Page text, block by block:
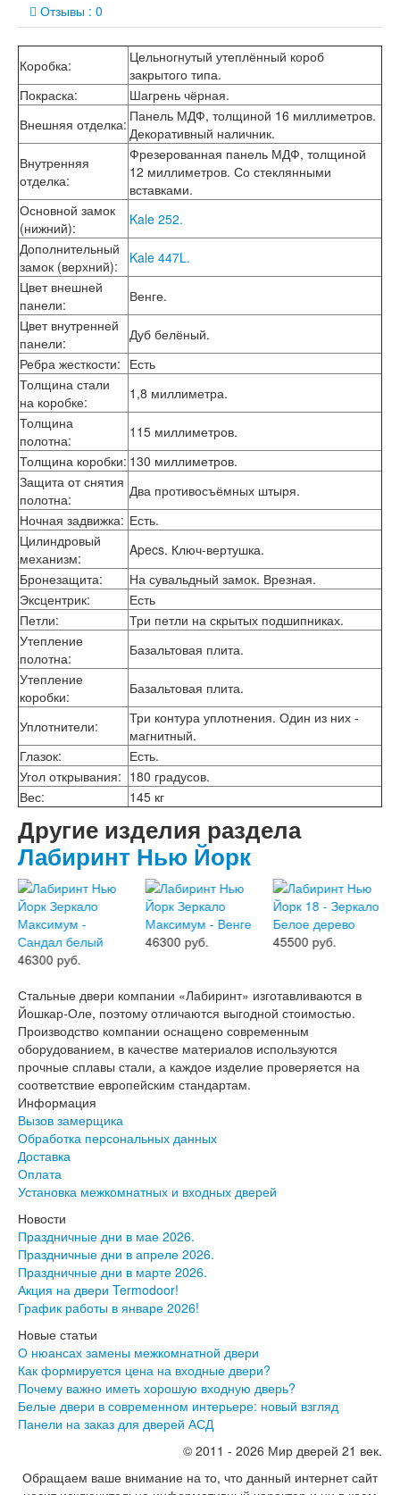
Лабиринт Платинум
Лабиринт Полярис лайт
Лабиринт Роял
Лабиринт Сильвер
Лабиринт Сияна
Лабиринт Скайлаб
Лабиринт Скандия
Лабиринт Смартлаб
Лабиринт Соналаб
Лабиринт Термолайт
Лабиринт Термомагнит
Лабиринт Трендо
Лабиринт Тундра Плюс
Лабиринт Урбан
Лабиринт Фрост
Лабиринт Шторм
Двери Про
Двери Интекрон
Интекрон Брайтон Антрацит
Интекрон Вектор
Интекрон Гектор
Интекрон Греция
Интекрон Италия
Интекрон Колизей
Интекрон Колизей Белый
Интекрон Неаполь
Интекрон Олимпия
Интекрон Премьера
Интекрон Профит
Интекрон Ронда
Интекрон Сицилия
Интекрон Спарта Белая
Интекрон Спарта Грей
Интекрон Термо
Интекрон Тетра
Интекрон Фараон
Интекрон Форте
Двери АСД
Двери Ратибор
Двери Аргус
Тамбурные двери
Межкомнатные двери
Двери Альберо
Альянс
Вест
Галерея
Геометрия
Графика
Империя
Классика
Мегаполис
Неоклассика Про
Скин
Тренд
Двери ВанМарк
Шпон текстурированный
Эмалекс
Серия София
Серия Нео
Серия Скай
Серия Уно
Двери Верда
ПЭТ Верда
Коллекция дверей Альтекс
Коллекция дверей Элеганс
Коллекция дверей Лофт
Коллекция дверей Некст
Коллекция дверей Техно
Эмаль Верда
Двери Дворецкий
Шпон Дворецкий
Эмаль Дворецкий
Инвизибл Про
Отзывы : 0
Коробка:
Цельногнутый утеплённый короб
закрытого типа.
Покраска:
Шагрень чёрная.
Внешняя отделка: Панель МДФ, толщиной 16 миллиметров.
Декоративный наличник.
Внутренняя
отделка:
Фрезерованная панель МДФ, толщиной
12 миллиметров. Со стеклянными
вставками.
Основной замок
(нижний):
Kale 252.
Дополнительный
замок (верхний):
Kale 447L.
Цвет внешней
панели:
Венге.
Цвет внутренней
панели:
Дуб белёный.
Ребра жесткости: Есть
Толщина стали
на коробке:
1,8 миллиметра.
Толщина
полотна:
115 миллиметров.
Толщина коробки: 130 миллиметров.
Защита от снятия
полотна:
Два противосъёмных штыря.
Ночная задвижка: Есть.
Цилиндровый
механизм:
Apecs. Ключ-вертушка.
Бронезащита:
На сувальдный замок. Врезная.
Эксцентрик:
Есть
Петли:
Три петли на скрытых подшипниках.
Утепление
полотна:
Базальтовая плита.
Утепление
коробки: Базальтовая плита.
Уплотнители:
Три контура уплотнения. Один из них -
магнитный.
Глазок:
Есть.
Угол открывания: 180 градусов.
Вес: 145 кг
Другие изделия раздела
Лабиринт Нью Йорк
46300 руб.
46300 руб. 45500 руб.
Стальные двери компании «Лабиринт» изготавливаются в
Йошкар-Оле, поэтому отличаются выгодной стоимостью.
Производство компании оснащено современным
оборудованием, в качестве материалов используются
прочные сплавы стали, а каждое изделие проверяется на
соответствие европейским стандартам.
Информация
Вызов замерщика
Обработка персональных данных
Доставка
Оплата
Установка межкомнатных и входных дверей
Новости
Праздничные дни в мае 2026.
Праздничные дни в апреле 2026.
Праздничные дни в марте 2026.
Акция на двери Termodoor!
График работы в январе 2026!
Новые статьи
О нюансах замены межкомнатной двери
Как формируется цена на входные двери?
Почему важно иметь хорошую входную дверь?
Белые двери в современном интерьере: новый взгляд
Панели на заказ для дверей АСД
© 2011 - 2026 Мир дверей 21 век.
Обращаем ваше внимание на то, что данный интернет сайт